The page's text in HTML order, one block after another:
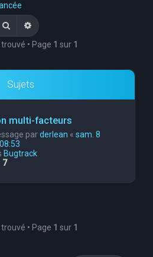
RechercherRecherche avancée
• Page 1 sur 1
Sujets
multi-facteurs
parderlean « sam. 8
Bugtrack
7
• Page 1 sur 1